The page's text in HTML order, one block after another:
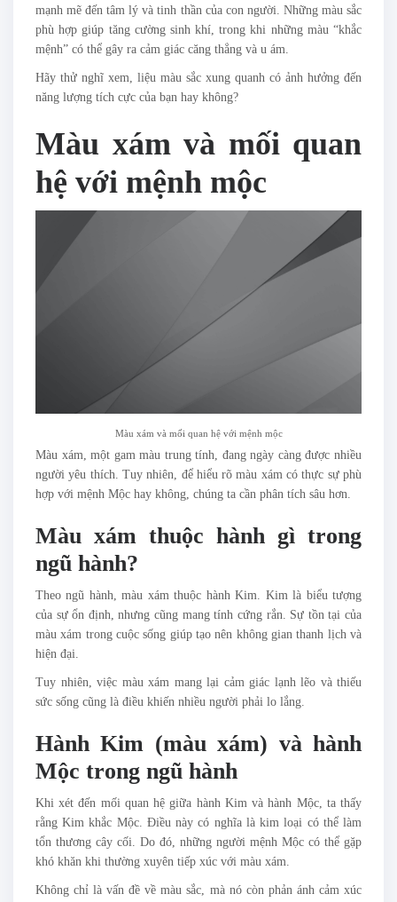
mạnh mẽ đến tâm lý và tinh thần của con người. Những màu sắc
phù hợp giúp tăng cường sinh khí, trong khi những màu “khắc
mệnh” có thể gây ra cảm giác căng thẳng và u ám.
Hãy thử nghĩ xem, liệu màu sắc xung quanh có ảnh hưởng đến
năng lượng tích cực của bạn hay không?
Màu xám và mối quan
hệ với mệnh mộc
Màu xám và mối quan hệ với mệnh mộc
Màu xám, một gam màu trung tính, đang ngày càng được nhiều
người yêu thích. Tuy nhiên, để hiểu rõ màu xám có thực sự phù
hợp với mệnh Mộc hay không, chúng ta cần phân tích sâu hơn.
Màu xám thuộc hành gì trong
ngũ hành?
Theo ngũ hành, màu xám thuộc hành Kim. Kim là biểu tượng
của sự ổn định, nhưng cũng mang tính cứng rắn. Sự tồn tại của
màu xám trong cuộc sống giúp tạo nên không gian thanh lịch và
hiện đại.
Tuy nhiên, việc màu xám mang lại cảm giác lạnh lẽo và thiếu
sức sống cũng là điều khiến nhiều người phải lo lắng.
Hành Kim (màu xám) và hành
Mộc trong ngũ hành
Khi xét đến mối quan hệ giữa hành Kim và hành Mộc, ta thấy
rằng Kim khắc Mộc. Điều này có nghĩa là kim loại có thể làm
tổn thương cây cối. Do đó, những người mệnh Mộc có thể gặp
khó khăn khi thường xuyên tiếp xúc với màu xám.
Không chỉ là vấn đề về màu sắc, mà nó còn phản ánh cảm xúc